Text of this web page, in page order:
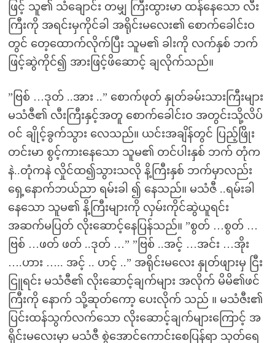
ဖြင့် သူ၏ သံချောင်း တမျှ ကြီးထွားမာ ထန်နေသော လီး
ကြီးကို အရင်းမှကိုင်ခါ အရိုင်းမလေး၏ စောက်ခေါင်းဝ
တွင် တေ့ထောက်လိုက်ပြီး သူမ၏ ခါးကို လက်နှစ် ဘက်
ဖြင့်ဆွဲကိုင်၍ အားဖြင့်ဖိဆောင့် ချလိုက်သည်။
”ဗြစ် …ဒုတ် ..အား ..” စောက်ဖုတ် နှုတ်ခမ်းသားကြီးများ
မသံဇီ၏ လီးကြီးနှင့်အတူ စောက်ခေါင်းဝ အတွင်းသို့လိပ်
ဝင် ချိုင့်ခွက်သွား လေသည်။ ယင်းအချိန်တွင် ပြည့်ဖြိုး
တင်းမာ စွင့်ကားနေသော သူမ၏ တင်ပါးနှစ် ဘက် တုံက
နဲ..တုံကနဲ လှိုင်ထ၍သွားသလို နိ့ကြီးနှစ် ဘက်မှာလည်း
ရှေ့နောက်ဘယ်ညာ ရမ်းခါ ၍ နေသည်။ မသံဇီ ..ရမ်းခါ
နေသော သူမ၏ နိ့ကြီးများကို လှမ်းကိုင်ဆွဲယူရင်း
အဆက်မပြတ် လိုးဆောင့်နေပြန်သည်။ ”စွတ် …စွတ် …
ဗြစ် …ဖတ် ဖတ် ..ဒုတ် …” ”ဗြစ် ..အင့် …အင်း …အိုး
….ဟား ….. အင့် .. ဟင့် ..” အရိုင်းမလေး နှုတ်ဖျားမှ ငြီး
ငြူရင်း မသံဇီ၏ လိုးဆောင့်ချက်များ အလိုက် မိမိ၏ဖင်
ကြီးကို နောက် သို့ဆုတ်ကော့ ပေးလိုက် သည် ။ မသံဇီး၏
ပြင်းထန်သွက်လက်သော လိုးဆောင့်ချက်များကြောင့် အ
ရိုင်းမလေးမှာ မသံဇီ စွဲအောင်ကောင်းစေပြန်ရာ သုတ်ရေ